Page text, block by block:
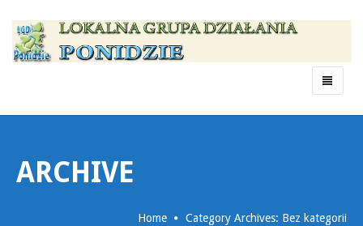
Menu
ARCHIVE
Home Category Archives: Bez kategorii